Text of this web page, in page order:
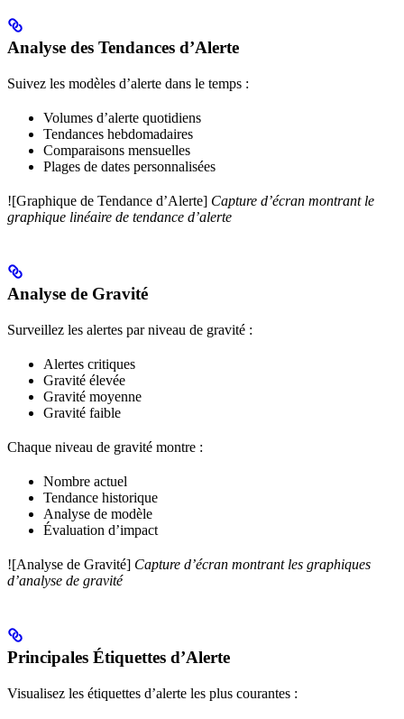
Analyse des Tendances d’Alerte
Suivez les modèles d’alerte dans le temps :
Volumes d’alerte quotidiens
Tendances hebdomadaires
Comparaisons mensuelles
Plages de dates personnalisées
![Graphique de Tendance d’Alerte] Capture d’écran montrant le
graphique linéaire de tendance d’alerte
Analyse de Gravité
Surveillez les alertes par niveau de gravité :
Alertes critiques
Gravité élevée
Gravité moyenne
Gravité faible
Chaque niveau de gravité montre :
Nombre actuel
Tendance historique
Analyse de modèle
Évaluation d’impact
![Analyse de Gravité] Capture d’écran montrant les graphiques
d’analyse de gravité
Principales Étiquettes d’Alerte
Visualisez les étiquettes d’alerte les plus courantes :